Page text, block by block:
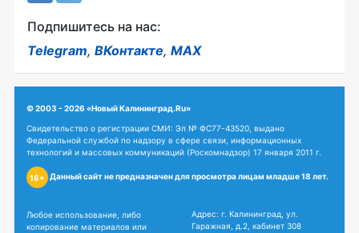
Подпишитесь на нас:
Telegram, ВКонтакте, MAX
© 2003 - 2026 «Новый Калининград.Ru»
Свидетельство о регистрации СМИ: Эл № ФС77-43520, выдано
Федеральной службой по надзору в сфере связи, информационных
технологий и массовых коммуникаций (Роскомнадзор) 17 января 2011 г.
18+ Данный сайт не предназначен для просмотра лицам младше 18 лет.
Любое использование, либо
копирование материалов или
Адрес: г. Калининград, ул.
Гаражная, д.2, кабинет 308